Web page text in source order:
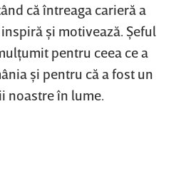
că întreaga carieră a
şi motivează. Şeful
pentru ceea ce a
şi pentru că a fost un
noastre în lume.